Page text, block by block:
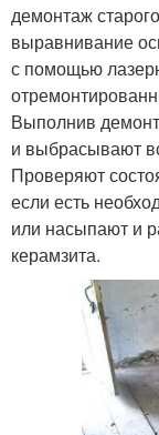
демонтаж
выравнивание
с помощью
Выполнив
и выбрасывают
Проверяют
если есть
или насыпают и
керамзита.